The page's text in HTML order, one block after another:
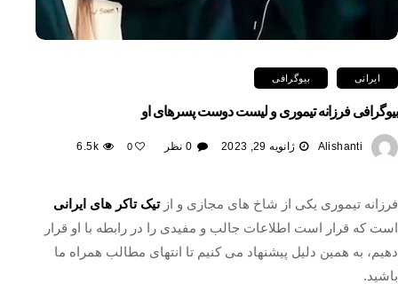
ایرانی بیوگرافی
بیوگرافی فرزانه تیموری و لیست دوست پسرهای او
Alishanti ژانویه 29, 2023 0 نظر 0
6.5k
فرزانه تیموری یکی از شاخ های مجازی و ازتیک تاکر های ایرانی
است که قرار است اطلاعات جالب و مفیدی را در رابطه با او قرار
دهیم، به همین دلیل پیشنهاد می کنیم تا انتهای مطالب همراه ما
باشید.